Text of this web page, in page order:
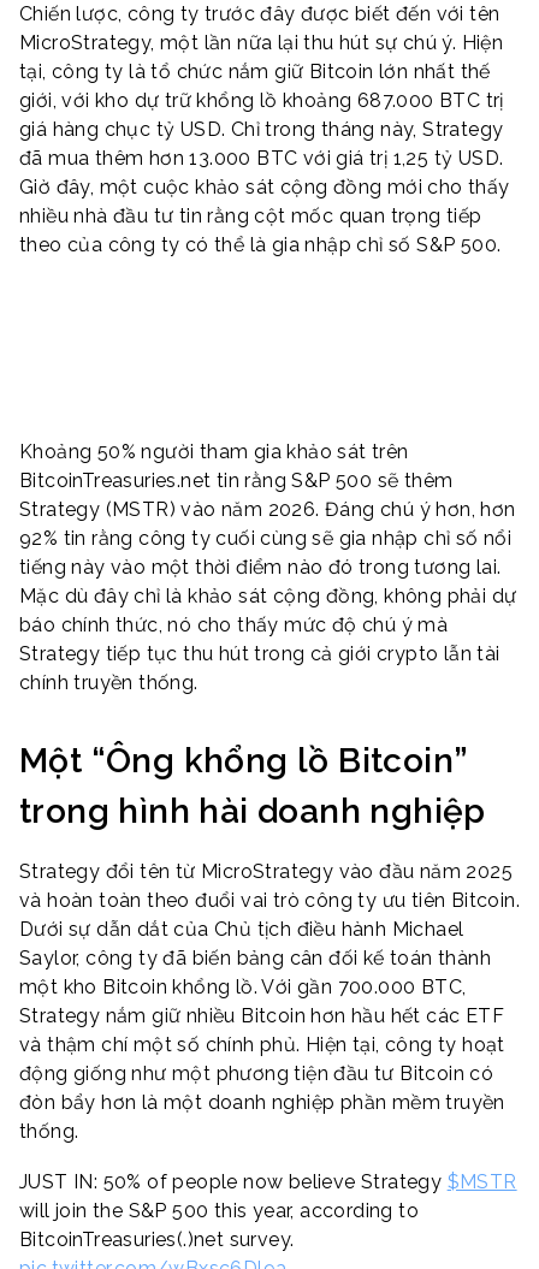
Chiến lược, công ty trước đây được biết đến với tên
MicroStrategy, một lần nữa lại thu hút sự chú ý. Hiện
tại, công ty là tổ chức nắm giữ Bitcoin lớn nhất thế
giới, với kho dự trữ khổng lồ khoảng 687.000 BTC trị
giá hàng chục tỷ USD. Chỉ trong tháng này, Strategy
đã mua thêm hơn 13.000 BTC với giá trị 1,25 tỷ USD.
Giờ đây, một cuộc khảo sát cộng đồng mới cho thấy
nhiều nhà đầu tư tin rằng cột mốc quan trọng tiếp
theo của công ty có thể là gia nhập chỉ số S&P 500.
Khoảng 50% người tham gia khảo sát trên
BitcoinTreasuries.net tin rằng S&P 500 sẽ thêm
Strategy (MSTR) vào năm 2026. Đáng chú ý hơn, hơn
92% tin rằng công ty cuối cùng sẽ gia nhập chỉ số nổi
tiếng này vào một thời điểm nào đó trong tương lai.
Mặc dù đây chỉ là khảo sát cộng đồng, không phải dự
báo chính thức, nó cho thấy mức độ chú ý mà
Strategy tiếp tục thu hút trong cả giới crypto lẫn tài
chính truyền thống.
Một “Ông khổng lồ Bitcoin”
trong hình hài doanh nghiệp
Strategy đổi tên từ MicroStrategy vào đầu năm 2025
và hoàn toàn theo đuổi vai trò công ty ưu tiên Bitcoin.
Dưới sự dẫn dắt của Chủ tịch điều hành Michael
Saylor, công ty đã biến bảng cân đối kế toán thành
một kho Bitcoin khổng lồ. Với gần 700.000 BTC,
Strategy nắm giữ nhiều Bitcoin hơn hầu hết các ETF
và thậm chí một số chính phủ. Hiện tại, công ty hoạt
động giống như một phương tiện đầu tư Bitcoin có
đòn bẩy hơn là một doanh nghiệp phần mềm truyền
thống.
JUST IN: 50% of people now believe Strategy $MSTR
will join the S&P 500 this year, according to
BitcoinTreasuries(.)net survey.